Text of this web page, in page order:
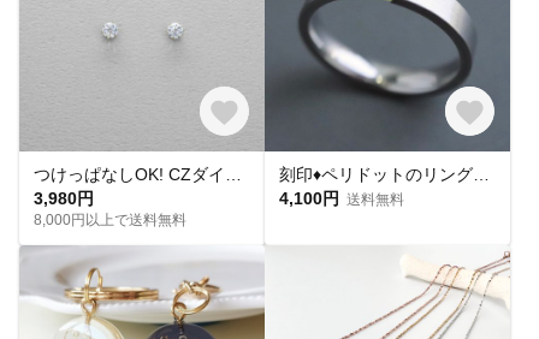
3,980円
8,000円以上で送料無料
4,100円 送料無料